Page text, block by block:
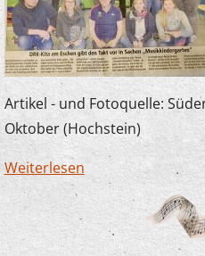
Artikel - und Fotoquelle:
Oktober (Hochstein)
Weiterlesen über
Familienzentrum
Kampschulte